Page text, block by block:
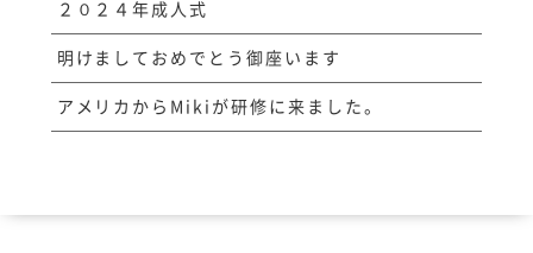
２０２４年成人式
明けましておめでとう御座います
アメリカからMikiが研修に来ました。